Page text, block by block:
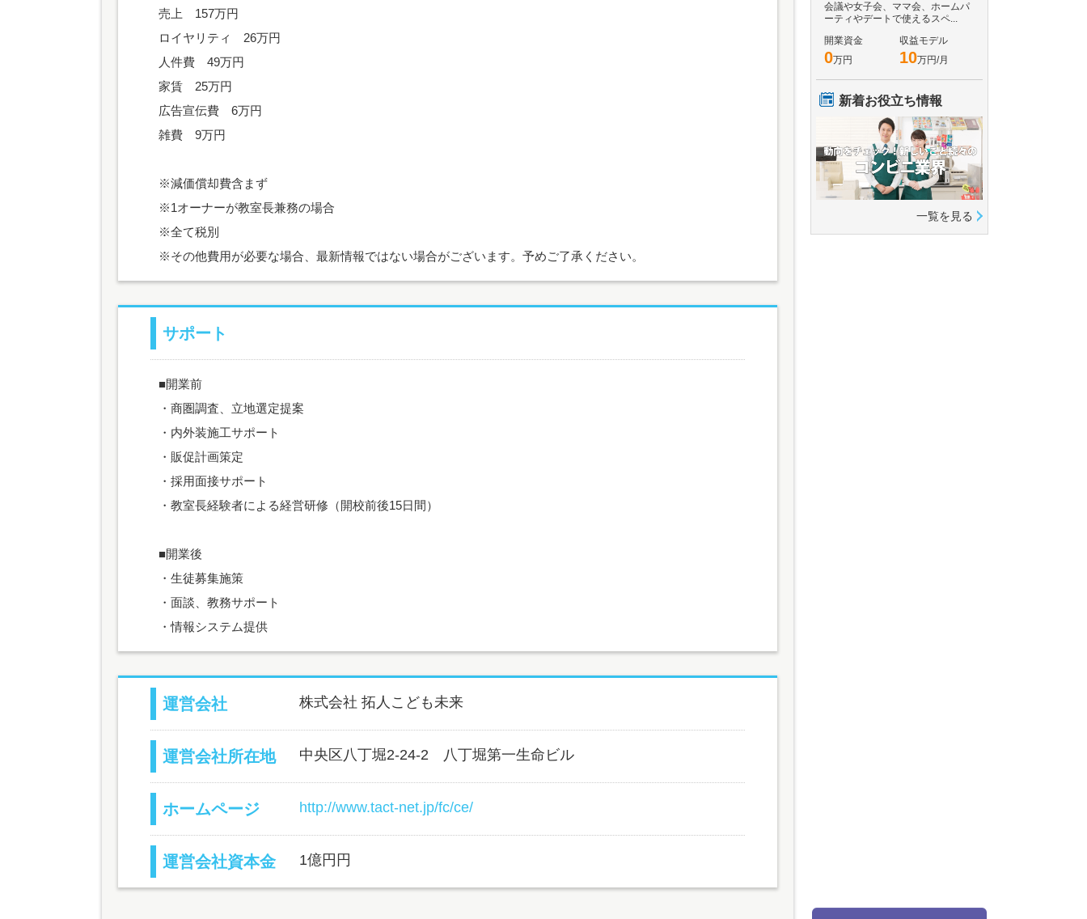
会議や女子会、ママ会、ホームパ
ーティやデートで使えるスペ...
開業資金
0万円
収益モデル
10万円/月
新着お役立ち情報
一覧を見る
売上 157万円
ロイヤリティ 26万円
人件費 49万円
家賃 25万円
広告宣伝費 6万円
雑費 9万円
※減価償却費含まず
※1オーナーが教室長兼務の場合
※全て税別
※その他費用が必要な場合、最新情報ではない場合がございます。予めご了承ください。
サポート
■開業前
・商圏調査、立地選定提案
・内外装施工サポート
・販促計画策定
・採用面接サポート
・教室長経験者による経営研修（開校前後15日間）
■開業後
・生徒募集施策
・面談、教務サポート
・情報システム提供
運営会社 株式会社 拓人こども未来
運営会社所在地 中央区八丁堀2-24-2 八丁堀第一生命ビル
ホームページ http://www.tact-net.jp/fc/ce/
運営会社資本金 1億円円